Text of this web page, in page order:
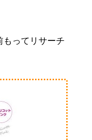
もってリサーチ